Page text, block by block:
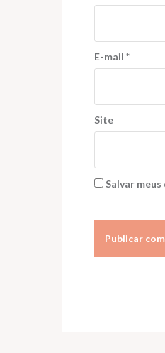
E-mail *
Site
Salvar